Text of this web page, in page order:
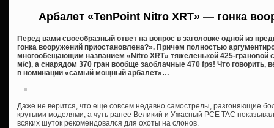
Арбалет «TenPoint Nitro XRT» — гонка
Перед вами своеобразный ответ на вопрос в заголовке одной из
гонка вооружений приостановлена?». Причем полностью
многообещающим названием «Nitro XRT» тяжеленькой 425-грановой
м/с), а снарядом 370 гран вообще заоблачные 470 fps! Что говорить,
в номинации «самый мощный арбалет»…
Даже не верится, что еще совсем недавно самострелы, разгоняющие
крутыми моделями, а чуть ранее Великий и Ужасный PCE TAC
всяких шуток рекомендовался для охоты на слонов.